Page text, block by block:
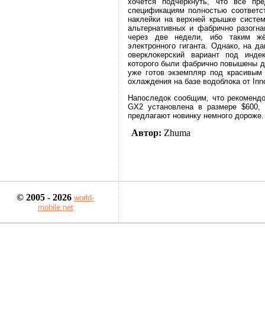
спецификациям полностью
наклейки на верхней крышке
альтернативных и фабрично
через две недели, ибо таким
электронного гиганта. Однако, на
оверклокерский вариант под
которого были фабрично повышены
уже готов экземпляр под
охлаждения на базе водоблока от
Напоследок сообщим, что
GX2 установлена в размере $600,
предлагают новинку немного дороже.
Автор: Zhuma
© 2005 - 2026 world-
mobile.net